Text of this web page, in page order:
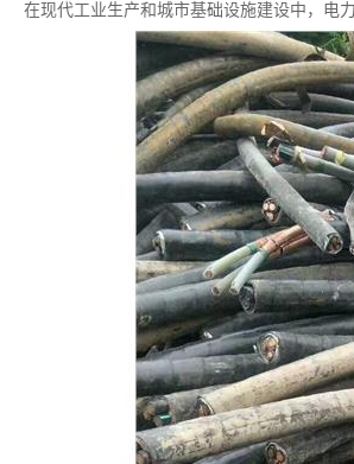
在现代工业生产和城市基础设施建设中，电